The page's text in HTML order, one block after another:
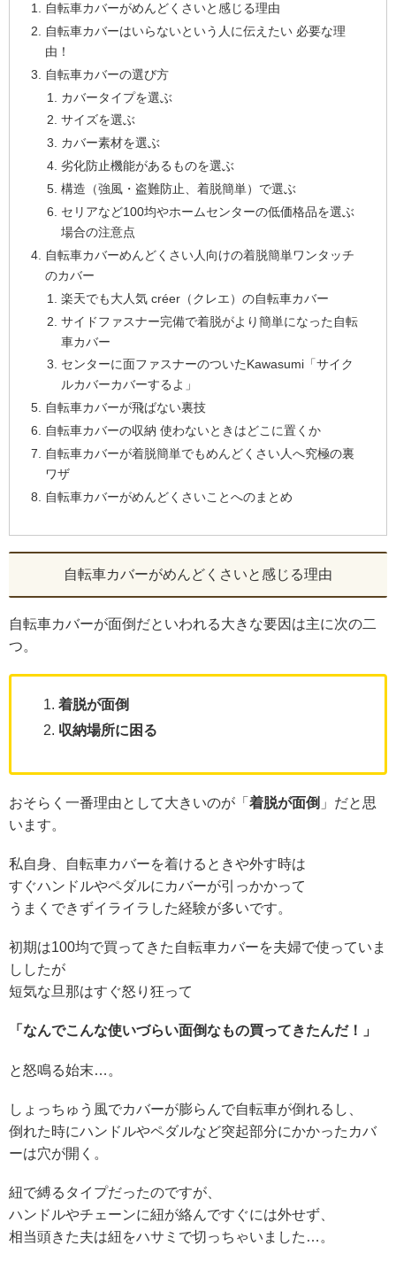
自転車カバーがめんどくさいと感じる理由
自転車カバーはいらないという人に伝えたい 必要な理
由！
自転車カバーの選び方
カバータイプを選ぶ
サイズを選ぶ
カバー素材を選ぶ
劣化防止機能があるものを選ぶ
構造（強風・盗難防止、着脱簡単）で選ぶ
セリアなど100均やホームセンターの低価格品を選ぶ
場合の注意点
自転車カバーめんどくさい人向けの着脱簡単ワンタッチ
のカバー
楽天でも大人気 créer（クレエ）の自転車カバー
サイドファスナー完備で着脱がより簡単になった自転
車カバー
センターに面ファスナーのついたKawasumi「サイク
ルカバーカバーするよ」
自転車カバーが飛ばない裏技
自転車カバーの収納 使わないときはどこに置くか
自転車カバーが着脱簡単でもめんどくさい人へ究極の裏
ワザ
自転車カバーがめんどくさいことへのまとめ
自転車カバーがめんどくさいと感じる理由
自転車カバーが面倒だといわれる大きな要因は主に次の二
つ。
着脱が面倒
収納場所に困る
おそらく一番理由として大きいのが「 着脱が面倒 」だと思
います。
私自身、自転車カバーを着けるときや外す時は
すぐハンドルやペダルにカバーが引っかかって
うまくできずイライラした経験が多いです。
初期は100均で買ってきた自転車カバーを夫婦で使っていま
ししたが
短気な旦那はすぐ怒り狂って
「なんでこんな使いづらい面倒なもの買ってきたんだ！」
と怒鳴る始末…。
しょっちゅう風でカバーが膨らんで自転車が倒れるし、
倒れた時にハンドルやペダルなど突起部分にかかったカバ
ーは穴が開く。
紐で縛るタイプだったのですが、
ハンドルやチェーンに紐が絡んですぐには外せず、
相当頭きた夫は紐をハサミで切っちゃいました…。